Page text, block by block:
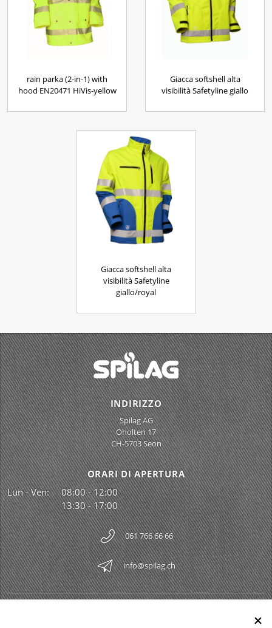
rain parka (2-in-1) with
hood EN20471 HiVis-yellow
Giacca softshell alta
visibilità Safetyline giallo
Giacca softshell alta
visibilità Safetyline
giallo/royal
INDIRIZZO
Spilag AG
Oholten 17
CH-5703 Seon
ORARI DI APERTURA
Lun - Ven:
08:00 - 12:00
13:30 - 17:00
061 766 66 66
info@spilag.ch